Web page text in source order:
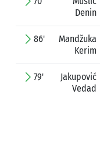
Denin
86'
Mandžuka
Kerim
79'
Jakupović
Vedad